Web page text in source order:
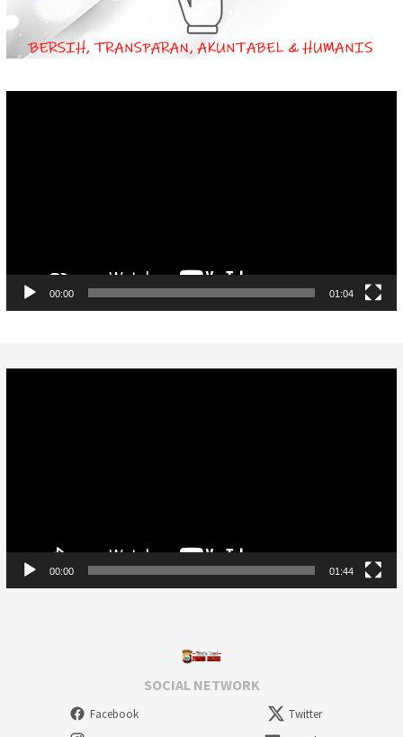
00:00 01:04
00:00 01:44
SOCIAL NETWORK
Facebook
Twitter